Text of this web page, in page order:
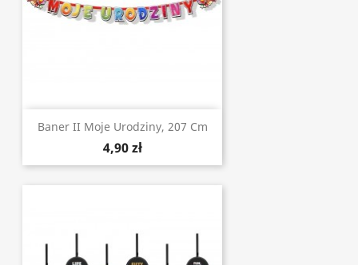
Baner II Moje Urodziny, 207 Cm
4,90 zł